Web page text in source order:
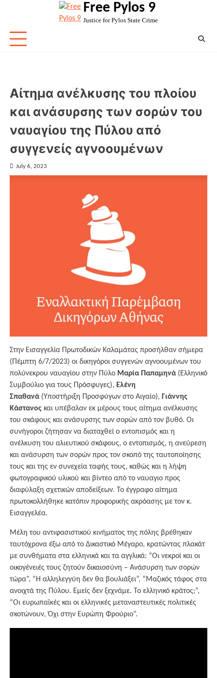
Free Pylos 9
Justice for Pylos State Crime
Αίτημα ανέλκυσης του πλοίου
και ανάσυρσης των σορών του
ναυαγίου της Πύλου από
συγγενείς αγνοουμένων
July 6, 2023
Στην Εισαγγελία Πρωτοδικών Καλαμάτας προσήλθαν σήμερα
(Πέμπτη 6/7/2023) οι δικηγόροι συγγενών αγνοουμένων του
πολύνεκρου ναυαγίου στην Πύλο Μαρία Παπαμηνά (Ελληνικό
Συμβούλιο για τους Πρόσφυγες), Ελένη
Σπαθανά(Υποστήριξη Προσφύγων στο Αιγαίο), Γιάννης
Κάστανος και υπέβαλαν εκ μέρους τους αίτημα ανέλκυσης
του σκάφους και ανάσυρσης των σορών από τον βυθό. Οι
συνήγοροι ζήτησαν να διαταχθεί ο εντοπισμός και η
ανέλκυση του αλιευτικού σκάφους, ο εντοπισμός, η ανεύρεση
και ανάσυρση των σορών προς τον σκοπό της ταυτοποίησης
τους και της εν συνεχεία ταφής τους, καθώς και η λήψη
φωτογραφικού υλικού και βίντεο από το ναυαγιο προς
διαφύλαξη σχετικών αποδείξεων. Το έγγραφο αίτημα
πρωτοκολλήθηκε κατόπιν προφορικής ακρόασης με τον κ.
Εισαγγελέα.
Μέλη του αντιφασιστικού κινήματος της πόλης βρέθηκαν
ταυτόχρονα έξω από το Δικαστικό Μέγαρο, κρατώντας πλακάτ
με συνθήματα στα ελληνικά και τα αγγλικά: “Οι νεκροί και οι
οικογένειές τους ζητούν δικαιοσύνη – Ανάσυρση των σορών
τώρα”, “Η αλληλεγγύη δεν θα βουλιάξει”, “Μαζικός τάφος στα
ανοιχτά της Πύλου. Εμείς δεν ξεχνάμε. Το ελληνικό κράτος;”,
“Οι ευρωπαϊκές και οι ελληνικές μεταναστευτικές πολιτικές
σκοτώνουν, Όχι στην Ευρώπη Φρούριο”.